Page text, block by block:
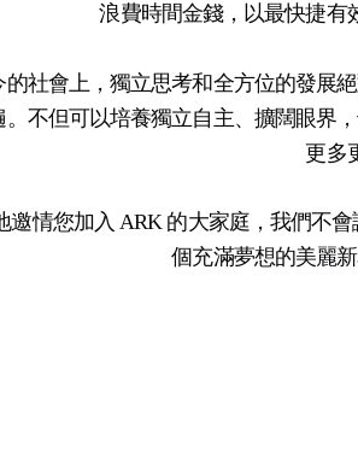
浪費時間金錢，以最快捷有
的社會上，獨立思考和全方位的發展
。不但可以培養獨立自主、擴闊眼界
更多
邀情您加入 ARK 的大家庭，我們不
個充滿夢想的美麗